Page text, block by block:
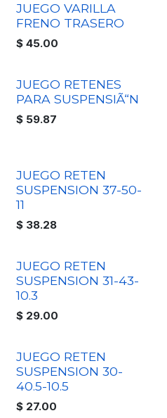
JUEGO VARILLA
FRENO TRASERO
$ 45.00
JUEGO RETENES
PARA SUSPENSIÃ“N
$ 59.87
JUEGO RETEN
SUSPENSION 37-50-
11
$ 38.28
JUEGO RETEN
SUSPENSION 31-43-
10.3
$ 29.00
JUEGO RETEN
SUSPENSION 30-
40.5-10.5
$ 27.00